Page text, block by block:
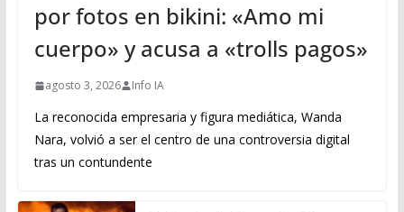
por fotos en bikini: «Amo mi
cuerpo» y acusa a «trolls pagos»
agosto 3, 2026 Info IA
La reconocida empresaria y figura mediática, Wanda
Nara, volvió a ser el centro de una controversia digital
tras un contundente